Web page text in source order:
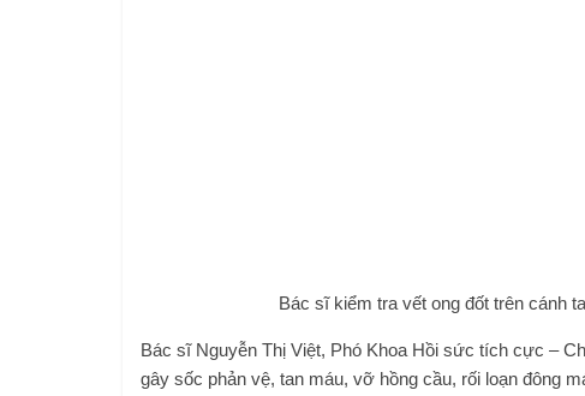
Bác sĩ kiểm tra vết ong đốt trên cánh
Bác sĩ Nguyễn Thị Việt, Phó Khoa Hồi sức tích cực –
gây sốc phản vệ, tan máu, vỡ hồng cầu, rối loạn đông